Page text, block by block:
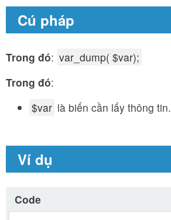
Cú pháp
Trong đó: var_dump( $var);
Trong đó:
$var là biến cần lấy thông tin.
Ví dụ
Code